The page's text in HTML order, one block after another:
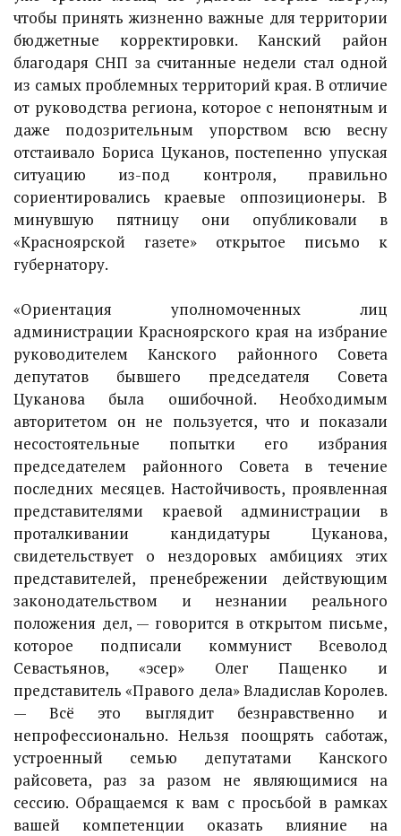
чтобы принять жизненно важные для территории
бюджетные корректировки. Канский район
благодаря СНП за считанные недели стал одной
из самых проблемных территорий края. В отличие
от руководства региона, которое с непонятным и
даже подозрительным упорством всю весну
отстаивало Бориса Цуканов, постепенно упуская
ситуацию из-под контроля, правильно
сориентировались краевые оппозиционеры. В
минувшую пятницу они опубликовали в
«Красноярской газете» открытое письмо к
губернатору.
«Ориентация уполномоченных лиц
администрации Красноярского края на избрание
руководителем Канского районного Совета
депутатов бывшего председателя Совета
Цуканова была ошибочной. Необходимым
авторитетом он не пользуется, что и показали
несостоятельные попытки его избрания
председателем районного Совета в течение
последних месяцев. Настойчивость, проявленная
представителями краевой администрации в
проталкивании кандидатуры Цуканова,
свидетельствует о нездоровых амбициях этих
представителей, пренебрежении действующим
законодательством и незнании реального
положения дел, — говорится в открытом письме,
которое подписали коммунист Всеволод
Севастьянов, «эсер» Олег Пащенко и
представитель «Правого дела» Владислав Королев.
— Всё это выглядит безнравственно и
непрофессионально. Нельзя поощрять саботаж,
устроенный семью депутатами Канского
райсовета, раз за разом не являющимися на
сессию. Обращаемся к вам с просьбой в рамках
вашей компетенции оказать влияние на